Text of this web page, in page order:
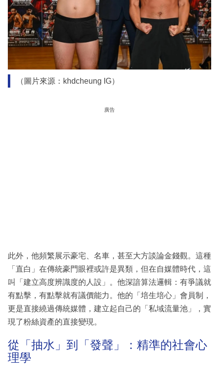
（圖片來源：khdcheung IG）
廣告
此外，他頻繁展示豪宅、名車，甚至大方談論金錢觀。這種
「直白」在傳統豪門眼裡或許是異類，但在自媒體時代，這
叫「建立高度辨識度的人設」。他深諳算法邏輯：有爭議就
有點擊，有點擊就有議價能力。他的「培生培心」會員制，
更是直接繞過傳統媒體，建立起自己的「私域流量池」，實
現了粉絲資產的直接變現。
從「抽水」到「發聲」：精準的社會心
理學